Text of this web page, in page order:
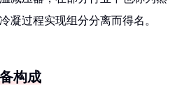
凝过程实现组分分离而得名。
构成